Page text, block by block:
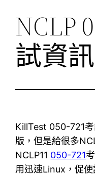
NCLP
試資訊
KillTest 050-721
版，但是給很多
NCLP11 050-721
用迅速Linux，促